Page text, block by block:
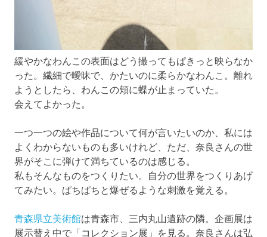
緩やかなわんこの表面はどう撮ってもぱきっと映らなか
った。繊細で曖昧で、かたいのに柔らかなわんこ。離れ
ようとしたら、わんこの頬に蝶が止まっていた。
会えてよかった。
一つ一つの絵や作品について何が言いたいのか、私には
よくわからないものも多いけれど、ただ、奈良さんの世
界がそこに弾けて満ちているのは感じる。
私もそんなものをつくりたい。自分の世界をつくりあげ
てみたい。ぱちぱちと爆ぜるような刺激を覚える。
青森県立美術館は青森市、三内丸山遺跡の隣。企画展は
展示替え中で「コレクション展」を見る。奈良さんは弘